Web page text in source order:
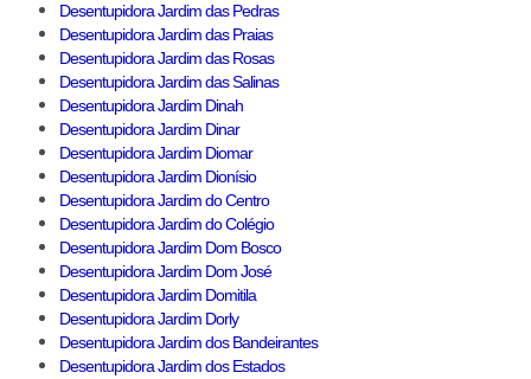
Desentupidora Jardim das Pedras
Desentupidora Jardim das Praias
Desentupidora Jardim das Rosas
Desentupidora Jardim das Salinas
Desentupidora Jardim Dinah
Desentupidora Jardim Dinar
Desentupidora Jardim Diomar
Desentupidora Jardim Dionísio
Desentupidora Jardim do Centro
Desentupidora Jardim do Colégio
Desentupidora Jardim Dom Bosco
Desentupidora Jardim Dom José
Desentupidora Jardim Domitila
Desentupidora Jardim Dorly
Desentupidora Jardim dos Bandeirantes
Desentupidora Jardim dos Estados